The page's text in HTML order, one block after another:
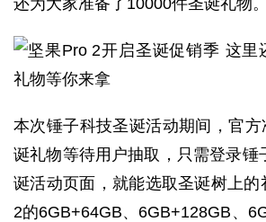
还为大家准备了10000件圣诞礼物。
本次锤子科技圣诞活动期间，官
诞礼物等待用户抽取，只需登录锤
诞活动页面，就能选取圣诞树上
2的6GB+64GB、6GB+128GB、